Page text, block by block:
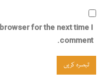
for the next time I
comment.